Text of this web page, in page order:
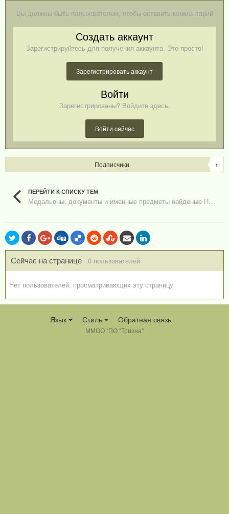
Вы должны быть пользователем, чтобы оставить комментарий
Создать аккаунт
Зарегистрируйтесь для получения аккаунта. Это просто!
Зарегистрировать аккаунт
Войти
Зарегистрированы? Войдите здесь.
Войти сейчас
Подписчики 1
ПЕРЕЙТИ К СПИСКУ ТЕМ
Медальоны, документы и именные предметы найденые ПО Тризна
Сейчас на странице 0 пользователей
Нет пользователей, просматривающих эту страницу
Язык Стиль Обратная связь
ММОО "ПО "Тризна"